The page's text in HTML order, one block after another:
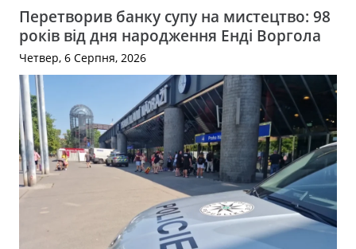
Перетворив банку супу на мистецтво: 98
років від дня народження Енді Воргола
Четвер, 6 Серпня, 2026